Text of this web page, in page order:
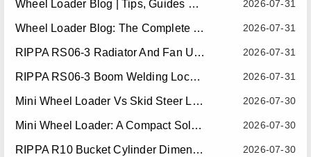
2026-07-31
Wheel Loader Blog | Tips, Guides & Attachments
2026-07-31
Wheel Loader Blog: The Complete Guide To Wheel Loaders For Construction, Agriculture, And Material Handling
2026-07-31
RIPPA RS06-3 Radiator And Fan Upgrade — Effective July 10, 2026
2026-07-31
RIPPA RS06-3 Boom Welding Locating Bar Optimization — Effective July 15, 2026
2026-07-30
Mini Wheel Loader Vs Skid Steer Loader: Which Compact Machine Is Better For Your Business?
2026-07-30
Mini Wheel Loader: A Compact Solution For Efficient Material Handling
2026-07-30
RIPPA R10 Bucket Cylinder Dimension Optimization — Effective July 15, 2026